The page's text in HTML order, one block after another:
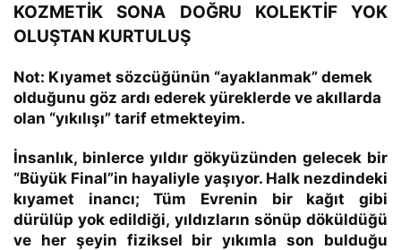
KOZMETİK SONA DOĞRU KOLEKTİF YOK
OLUŞTAN KURTULUŞ
Not: Kıyamet sözcüğünün “ayaklanmak” demek
olduğunu göz ardı ederek yüreklerde ve akıllarda
olan “yıkılışı” tarif etmekteyim.
İnsanlık, binlerce yıldır gökyüzünden gelecek bir
“Büyük Final”in hayaliyle yaşıyor. Halk nezdindeki
kıyamet inancı; Tüm Evrenin bir kağıt gibi
dürülüp yok edildiği, yıldızların sönüp döküldüğü
ve her şeyin fiziksel bir yıkımla son bulduğu